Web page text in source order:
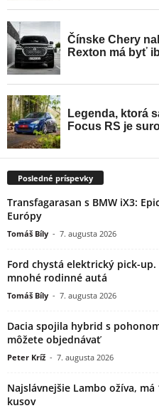
Posledné príspevky
Transfagarasan s BMW iX3:
Európy
Tomáš Bíly - 7. augusta 2026
Ford chystá elektrický pick-
mnohé rodinné autá
Tomáš Bíly - 7. augusta 2026
Dacia spojila hybrid s
môžete objednávať
Peter Kríž - 7. augusta 2026
Najslávnejšie Lambo ožíva,
kusov